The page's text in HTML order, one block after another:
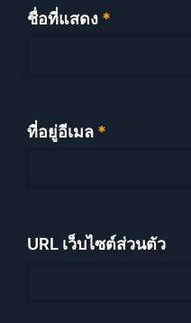
ชื่อที่แสดง *
ที่อยู่อีเมล *
URL เว็บไซต์ส่วนตัว